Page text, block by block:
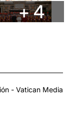
+ 4
- Vatican Media